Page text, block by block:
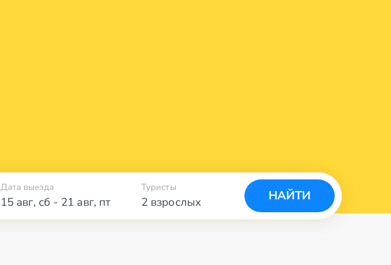
Дата выезда
15 авг, сб - 21 авг, пт 2 взрослых
Туристы
НАЙТИ